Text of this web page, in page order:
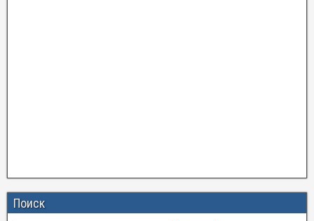
Поиск